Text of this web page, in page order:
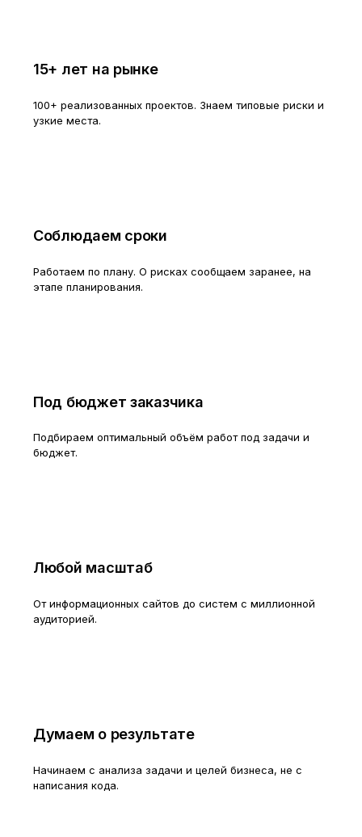
15+ лет на рынке
100+ реализованных проектов. Знаем типовые риски и
узкие места.
Соблюдаем сроки
Работаем по плану. О рисках сообщаем заранее, на
этапе планирования.
Под бюджет заказчика
Подбираем оптимальный объём работ под задачи и
бюджет.
Любой масштаб
От информационных сайтов до систем с миллионной
аудиторией.
Думаем о результате
Начинаем с анализа задачи и целей бизнеса, не с
написания кода.